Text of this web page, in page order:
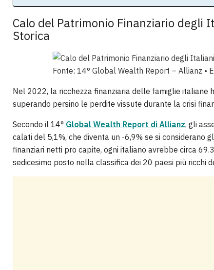
Calo del Patrimonio Finanziario degli
Storica
Fonte: 14° Global Wealth Report – Allianz •
Nel 2022, la ricchezza finanziaria delle famiglie italiane
superando persino le perdite vissute durante la crisi
Secondo il 14° Global Wealth Report di Allianz, gli
calati del 5,1%, che diventa un -6,9% se si considerano
finanziari netti pro capite, ogni italiano avrebbe circa
sedicesimo posto nella classifica dei 20 paesi più ricchi